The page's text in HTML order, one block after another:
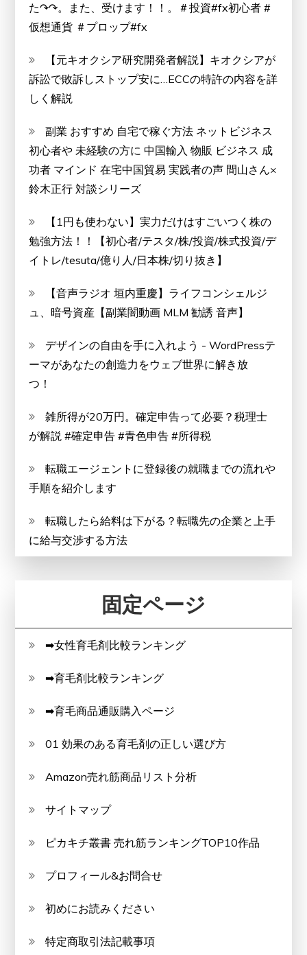
た↷↷。また、受けます！！。＃投資#fx初心者 #
仮想通貨 ＃プロップ#fx
【元キオクシア研究開発者解説】キオクシアが
訴訟で敗訴しストップ安に…ECCの特許の内容を詳
しく解説
副業 おすすめ 自宅で稼ぐ方法 ネットビジネス
初心者や 未経験の方に 中国輸入 物販 ビジネス 成
功者 マインド 在宅中国貿易 実践者の声 間山さん×
鈴木正行 対談シリーズ
【1円も使わない】実力だけはすごいつく株の
勉強方法！！【初心者/テスタ/株/投資/株式投資/デ
イトレ/tesuta/億り人/日本株/切り抜き】
【音声ラジオ 垣内重慶】ライフコンシェルジ
ュ、暗号資産【副業闇動画 MLM 勧誘 音声】
デザインの自由を手に入れよう - WordPressテ
ーマがあなたの創造力をウェブ世界に解き放
つ！
雑所得が20万円。確定申告って必要？税理士
が解説 #確定申告 #青色申告 #所得税
転職エージェントに登録後の就職までの流れや
手順を紹介します
転職したら給料は下がる？転職先の企業と上手
に給与交渉する方法
固定ページ
➡女性育毛剤比較ランキング
➡育毛剤比較ランキング
➡育毛商品通販購入ページ
01 効果のある育毛剤の正しい選び方
Amazon売れ筋商品リスト分析
サイトマップ
ピカキチ叢書 売れ筋ランキングTOP10作品
プロフィール&お問合せ
初めにお読みください
特定商取引法記載事項